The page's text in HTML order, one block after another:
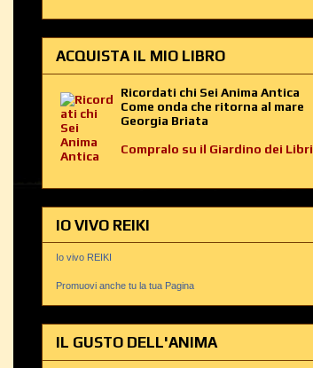
ACQUISTA IL MIO LIBRO
Ricordati chi Sei Anima Antica
Come onda che ritorna al mare
Georgia Briata
Compralo su il Giardino dei Libri
IO VIVO REIKI
Io vivo REIKI
Promuovi anche tu la tua Pagina
IL GUSTO DELL'ANIMA